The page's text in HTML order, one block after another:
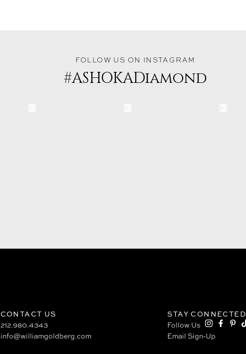
FOLLOW US ON INSTAGRAM
#ASHOKADiamond
CONTACT US
212.980.4343
info@williamgoldberg.com
STAY CONNECTED
Follow Us
Email Sign-Up